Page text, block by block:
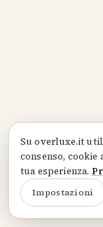
Suoverluxe.it
consenso,
tua esperienza.
Impostazioni